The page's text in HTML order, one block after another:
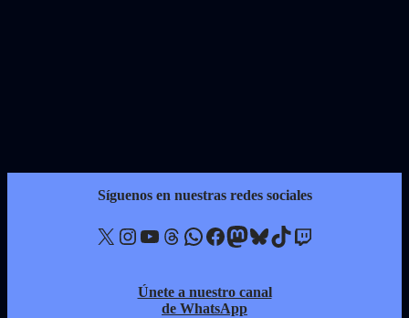
Síguenos en nuestras redes sociales
X Instagram YouTube Threads WhatsApp Facebook Mastodon Bluesky TikTok Twitch
Únete a nuestro canal
de WhatsApp